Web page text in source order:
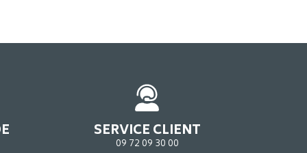
SERVICE CLIENT
09 72 09 30 00